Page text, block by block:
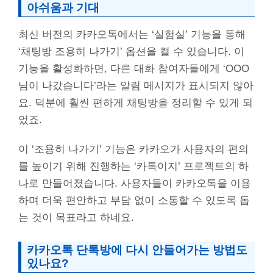
아쉬움과 기대
최신 버전의 카카오톡에서는 ‘실험실’ 기능을 통해
‘채팅방 조용히 나가기’ 옵션을 켤 수 있습니다. 이
기능을 활성화하면, 다른 대화 참여자들에게 ‘OOO
님이 나갔습니다’라는 알림 메시지가 표시되지 않아
요. 덕분에 훨씬 편하게 채팅방을 정리할 수 있게 되
었죠.
이 ‘조용히 나가기’ 기능은 카카오가 사용자의 편의
를 높이기 위해 진행하는 ‘카톡이지’ 프로젝트의 하
나로 만들어졌습니다. 사용자들이 카카오톡을 이용
하며 더욱 편안하고 부담 없이 소통할 수 있도록 돕
는 것이 목표라고 하네요.
카카오톡 단톡방에 다시 안들어가는 방법도
있나요?